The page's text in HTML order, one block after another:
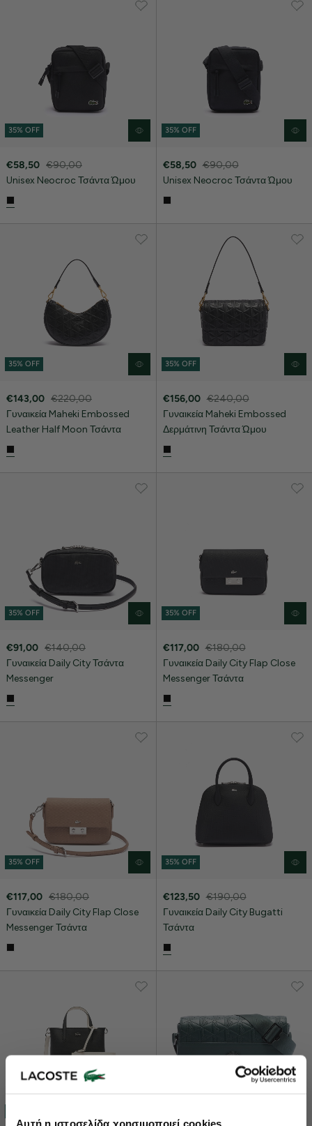
Αυτή η ιστοσελίδα χρησιμοποιεί cookies
35% OFF
€58,50 €90,00
Unisex Neocroc Τσάντα Ώμου
35% OFF
€58,50 €90,00
Unisex Neocroc Τσάντα Ώμου
35% OFF
€143,00 €220,00
Γυναικεία Maheki Embossed
Leather Half Moon Τσάντα
35% OFF
€156,00 €240,00
Γυναικεία Maheki Embossed
Δερμάτινη Τσάντα Ώμου
35% OFF
€91,00 €140,00
Γυναικεία Daily City Τσάντα
Messenger
35% OFF
€117,00 €180,00
Γυναικεία Daily City Flap Close
Messenger Τσάντα
35% OFF
€117,00 €180,00
Γυναικεία Daily City Flap Close
Messenger Τσάντα
35% OFF
€123,50 €190,00
Γυναικεία Daily City Bugatti
Τσάντα
Lacoste Essentials Await